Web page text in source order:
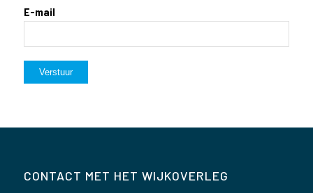
E-mail
CONTACT MET HET WIJKOVERLEG